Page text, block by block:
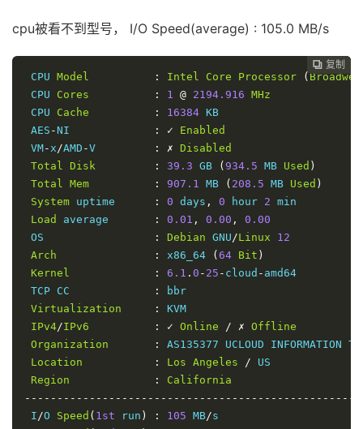
cpu被看不到型号， I/O Speed(average) : 105.0 MB/s
 复制
 复制
 复制
 复制
 复制
 复制
 复制
 复制
 复制
 复制
 复制
 复制
CPU Model : Intel Core Processor (
CPU Cores : 1 @ 2194.916 MHz
CPU Cache : 16384 KB
AES -NI : ✓
Enabled
VM-x/AMD -V : ✗ Disabled
Total Disk : 39.3 GB ( 934.5 MB Used )
Total Mem : 907.1 MB ( 208.5 MB Used )
System uptime : 0 days , 0 hour 2 min
Load
average : 0.01 , 0.00 ,
0.00
OS
: Debian GNU/Linux
12
Arch
: x86_64 ( 64 Bit )
Kernel
: 6.1 . 0 - 25 - cloud - amd64
TCP CC
:
bbr
Virtualization
:
KVM
IPv4/IPv6 : ✓ Online / ✗ Offline
Organization
:
AS135377 UCLOUD INFORMATION
Location
: Los Angeles / US
Region
:
California
I/O Speed ( 1st run ) : 105 MB/s